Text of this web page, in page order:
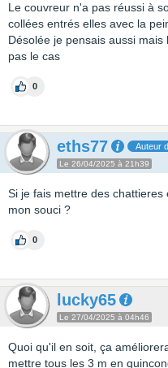
Le couvreur n'a pas réussi à
collées entrés elles avec la
Désolée je pensais aussi
pas le cas
0
eths77 Auteur
Le 26/04/2025 à 21h39
Si je fais mettre des
mon souci ?
0
lucky65
Le 27/04/2025 à 04h46
Quoi qu'il en soit, ça
mettre tous les 3 m en